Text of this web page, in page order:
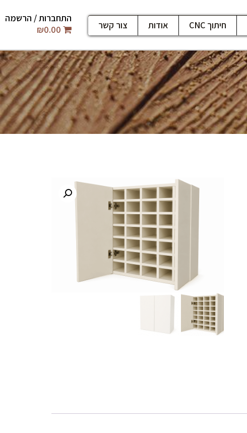
חיתוך CNC אודות צור קשר
התחברות / הרשמה
₪0.00